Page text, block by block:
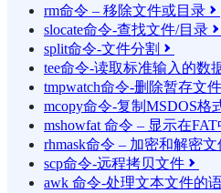
rm命令 – 移除文件或目录 
slocate命令-查找文件/目录 
split命令-文件分割 
tee命令-读取标准输入的数
tmpwatch命令-删除暂存文件
mcopy命令-复制MSDOS格
mshowfat 命令 – 显示在
rhmask命令 – 加密和解密文
scp命令-远程拷贝文件 
awk 命令-处理文本文件的